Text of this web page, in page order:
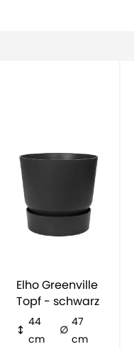
Elho Greenville
Topf - schwarz
44
cm
47
cm